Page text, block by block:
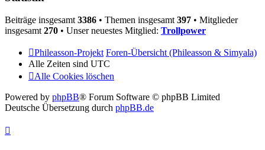
Beiträge insgesamt 3386 • Themen insgesamt 397 • Mitglieder
insgesamt 270 • Unser neuestes Mitglied: Trollpower
Phileasson-Projekt Foren-Übersicht (Phileasson & Simyala)
Alle Zeiten sind UTC
Alle Cookies löschen
Powered by phpBB® Forum Software © phpBB Limited
Deutsche Übersetzung durch phpBB.de